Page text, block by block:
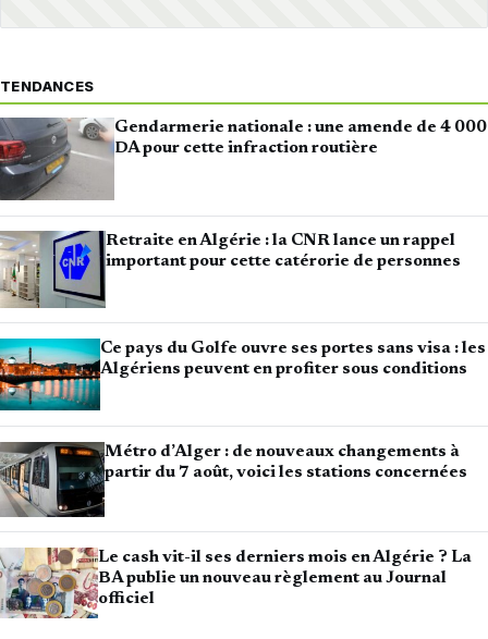
TENDANCES
Gendarmerie nationale : une amende de 4 000
DA pour cette infraction routière
Retraite en Algérie : la CNR lance un rappel
important pour cette catérorie de personnes
Ce pays du Golfe ouvre ses portes sans visa : les
Algériens peuvent en profiter sous conditions
Métro d’Alger : de nouveaux changements à
partir du 7 août, voici les stations concernées
Le cash vit-il ses derniers mois en Algérie ? La
BA publie un nouveau règlement au Journal
officiel